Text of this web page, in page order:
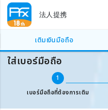
法人提携
เติมเงินมือถือ
เติมเงินเบอร์มือถือต่างประเทศ
ใส่เบอร์มือถือ
1
เบอร์มือถือที่ต้องการเติม